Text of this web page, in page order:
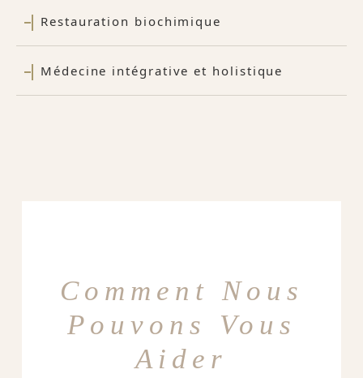
Restauration biochimique
Médecine intégrative et holistique
Comment Nous
Pouvons Vous
Aider